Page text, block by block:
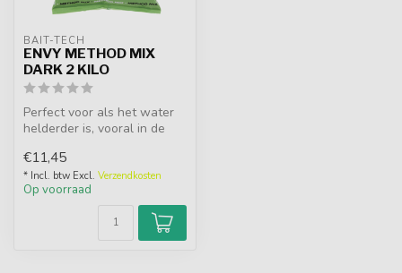
BAIT-TECH
ENVY METHOD MIX
DARK 2 KILO
Perfect voor als het water
helderder is, vooral in de
donker...
€11,45
* Incl. btw Excl. Verzendkosten
Op voorraad